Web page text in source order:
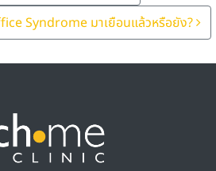
Syndrome มาเยือนแล้วหรือยัง?